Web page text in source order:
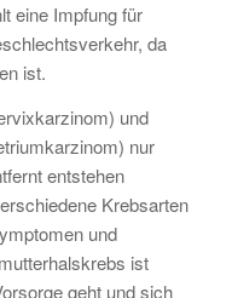
eine Impfung für
da
ist.
und
nur
entstehen
Krebsarten
und
ist
geht und sich